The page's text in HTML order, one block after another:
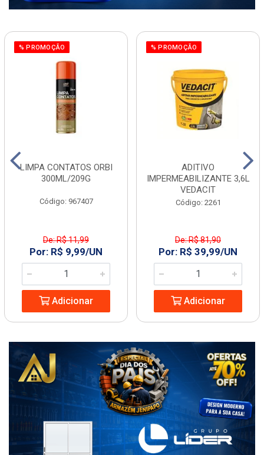
% PROMOÇÃO
LIMPA CONTATOS ORBI
300ML/209G
Código: 967407
De: R$ 11,99
Por: R$ 9,99/UN
Adicionar
% PROMOÇÃO
ADITIVO
IMPERMEABILIZANTE 3,6L
VEDACIT
Código: 2261
De: R$ 81,90
Por: R$ 39,99/UN
Adicionar